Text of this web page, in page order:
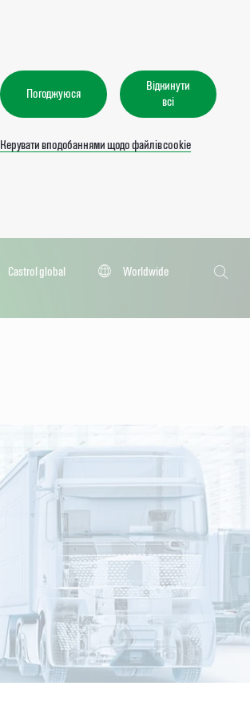
Погоджуюся
Відкинути
всі
Керувати вподобаннями щодо файлів cookie
Castrol global
Worldwide
Пошук